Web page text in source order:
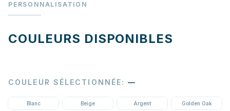
PERSONNALISATION
COULEURS DISPONIBLES
COULEUR SÉLECTIONNÉE:—
Blanc Beige Argent Golden Oak